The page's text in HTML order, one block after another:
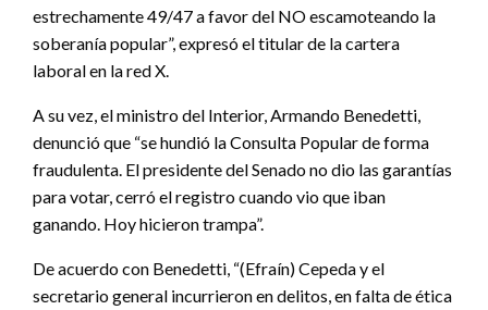
estrechamente 49/47 a favor del NO escamoteando la
soberanía popular”, expresó el titular de la cartera
laboral en la red X.
A su vez, el ministro del Interior, Armando Benedetti,
denunció que “se hundió la Consulta Popular de forma
fraudulenta. El presidente del Senado no dio las garantías
para votar, cerró el registro cuando vio que iban
ganando. Hoy hicieron trampa”.
De acuerdo con Benedetti, “(Efraín) Cepeda y el
secretario general incurrieron en delitos, en falta de ética